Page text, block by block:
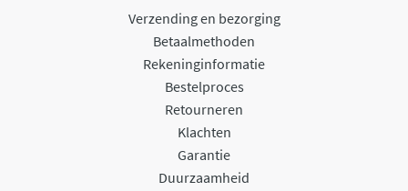
Verzending en bezorging
Betaalmethoden
Rekeninginformatie
Bestelproces
Retourneren
Klachten
Garantie
Duurzaamheid